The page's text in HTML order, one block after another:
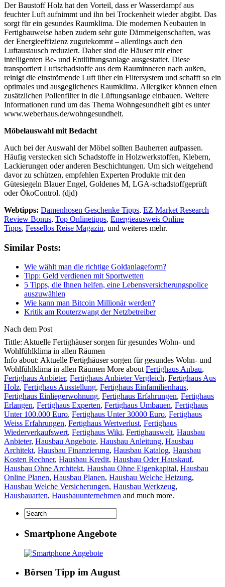
Der Baustoff Holz hat den Vorteil, dass er Wasserdampf aus
feuchter Luft aufnimmt und ihn bei Trockenheit wieder abgibt. Das
sorgt für ein gesundes Raumklima. Die modernen Neubauten in
Fertigbauweise haben zudem sehr gute Dämmeigenschaften, was
der Energieeffizienz zugutekommt – allerdings auch den
Luftaustausch reduziert. Daher sind die Häuser mit einer
intelligenten Be- und Entlüftungsanlage ausgestattet. Diese
transportiert Luftschadstoffe aus dem Rauminneren nach außen,
reinigt die einströmende Luft über ein Filtersystem und schafft so ein
optimales und ausgeglichenes Raumklima. Allergiker können einen
zusätzlichen Pollenfilter in die Lüftungsanlage einbauen. Weitere
Informationen rund um das Thema Wohngesundheit gibt es unter
www.weberhaus.de/wohngesundheit.
Möbelauswahl mit Bedacht
Auch bei der Auswahl der Möbel sollten Bauherren aufpassen.
Häufig verstecken sich Schadstoffe in Holzwerkstoffen, Klebern,
Lackierungen oder anderen Beschichtungen. Um sich weitgehend
davor zu schützen, empfehlen Experten Produkte mit den
Gütesiegeln Blauer Engel, Goldenes M, LGA-schadstoffgeprüft
oder ÖkoControl. (djd)
Webtipps: Damenhosen Geschenke Tipps, EZ Market Research
Review Bonus, Top Onlinetipps, Energieausweis Online
Tipps, Fessellos Reise Magazin, und weiteres mehr.
Similar Posts:
Wie wählt man die richtige Goldanlageform?
Tipp: Geld verdienen mit Sportwetten
5 Tipps, die Ihnen helfen, eine Lebensversicherungspolice
auszuwählen
Wie kann man Bitcoin Millionär werden?
Kritik am Routerzwang der Netzbetreiber
Nach dem Post
Tittle: Aktuelle Fertighäuser sorgen für gesundes Wohn- und
Wohlfühlklima in allen Räumen
Info about: Aktuelle Fertighäuser sorgen für gesundes Wohn- und
Wohlfühlklima in allen Räumen More about Fertighaus Anbau,
Fertighaus Anbieter, Fertighaus Anbieter Vergleich, Fertighaus Aus
Holz, Fertighaus Ausstellung, Fertighaus Einfamilienhaus,
Fertighaus Einliegerwohnung, Fertighaus Erfahrungen, Fertighaus
Erlangen, Fertighaus Experten, Fertighaus Umbauen, Fertighaus
Unter 100.000 Euro, Fertighaus Unter 30000 Euro, Fertighaus
Weiss Erfahrungen, Fertighaus Wertverlust, Fertighaus
Wiederverkaufswert, Fertighaus Wiki, Fertighauswelt, Hausbau
Anbieter, Hausbau Angebote, Hausbau Anleitung, Hausbau
Architekt, Hausbau Finanzierung, Hausbau Katalog, Hausbau
Kosten Rechner, Hausbau Kredit, Hausbau Oder Hauskauf,
Hausbau Ohne Architekt, Hausbau Ohne Eigenkapital, Hausbau
Online Planen, Hausbau Planen, Hausbau Welche Heizung,
Hausbau Welche Versicherungen, Hausbau Werkzeug,
Hausbauarten, Hausbauunternehmen and much more.
Smartphone Angebote
Börsen Tipp im August